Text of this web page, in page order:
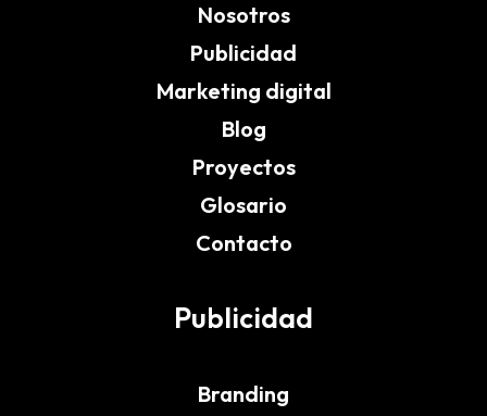
Nosotros
Publicidad
Marketing digital
Blog
Proyectos
Glosario
Contacto
Publicidad
Branding